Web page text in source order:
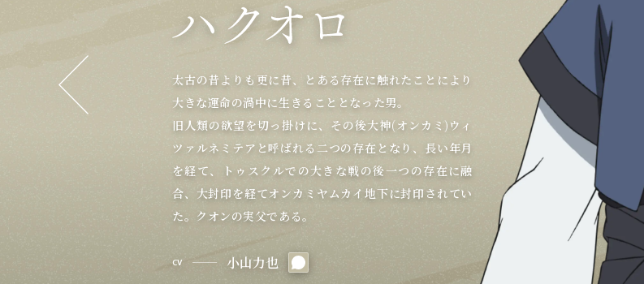
亡き友オシュトルから仮面と共に皇女とネコネの未来を
託され、ヤマト右近衛大将の後を継ぐ。オシュトルとし
ての名声と、ハクとして生きてきた頃の仲間たちと共
に、アンジュの帝位奪還のため活動する。朝廷軍に立ち
向かうため、奔走する。
利根健太朗
艶やかな毛並みの獣のような耳と尻尾を持つ。薬師をし
ており、若いながらその腕は確か。オシュトルに成り代
わったハクからハクの死を知らされ、失意のまま故郷で
あるトゥスクルに帰還する。ハクを失ったショックか
ら、一時的に記憶を失っている。
種田梨沙
大國ヤマトの皇女。帝の崩御後、何者かの陰謀により毒
を盛られ衰弱していたが、オシュトルやネコネの故郷で
あるエンナカムイで療養している。アンジュの名を語る
偽物の皇女の話を聞き、父である帝が残してくれた皇女
の地位を取り戻したいと立ち上がる。
赤﨑千夏
オシュトルの妹。
目の前でオシュトルを失ったこと、そしてハクの人生を
奪ってしまったことの自責の念から、塞ぎ込みがちとな
ってしまう。オシュトルに成り代わったハクを支え、尽
くすことで亡き兄の意志を果たそうとする。
水瀬いのり
辺境の國クジュウリの皇(オゥルォ)である「オーゼン」
の娘。十五人兄姉の末っ子で、姫君らしい穏やかで内気
な少女。憧れていたハクの死や仲間たちとの戦いを経
て、精神的な成長を見せつつある。ホロロン鳥のココポ
を飼っており、戦ではその背に乗って戦う。
加隈亜衣
海洋国シャッホロの皇(オゥルォ)であるソヤンケクルの
愛娘。物怖じしないおっとりとした性格で、独特の雅言
葉を話す。生粋の戦好きでエンナカムイ勢には欠かせな
い存在だが、強敵を欲するあまりの激しい言動も多い。
原 由実
豪快にして裏表が無い気風の少女。弓の名手であると同
時に、かつてはノスリ旅団を名乗る義賊の長であり、そ
の側には常に弟の「オウギ」が控えている。自らの義を
重んじるまま、アンジュに忠義を尽くすため、引き続き
オシュトル(ハク)と行動をともにしている。
山本希望
ノスリの弟で姉の補佐役。まだ若いが切れ者であり、諜
報と腹芸が得意。姉のことをよく慕っており、姉の幸せ
が自身の幸せだと自覚している。アンジュ救出の後、オ
シュトル(ハク)のある命を受けて、キウルと共に帝都に
残った。
櫻井孝宏
ハクが帝から賜った双子。顔は見分けがつかないほどに
そっくりだが、ウルゥルは肌の色が白く、ややぶっきら
ぼうな喋り方をし、サラァナは肌の色が浅い褐色で、や
や丁寧な喋り方をする。主であるオシュトル(ハク)に絶
対の忠誠を誓い、その献身ぶりがいつも周囲を混乱に陥
らせる。(ハク)のある命を受けて、キウルと共に帝都に
残った。
佐倉綾音
エンナカムイの皇子で、小柄で人当たりの良い少年。オ
シュトルとは兄弟の誓いを結んでいる。やや気弱なとこ
ろがあるが、戦いの中で日々成長を遂げている。アンジ
ュ救出の後、オシュトル(ハク)のある命を受けて、オウ
ギと共に帝都に残った。
村瀬 歩
その剛徹な太刀さばきから、『陽炎のヤクトワルト』の
異名を持つ剣豪。養女である「シノノン」を連れてい
る。飄々とした言葉遣いから軽薄に見られがちだが、こ
れと見込んだ相手に対しては儀に篤い好漢。経験に裏打
ちされた剣技と洞察により仲間を大いに助ける。
江口拓也
ヤクトワルトの養女。まだ幼いがいつでも元気で、父と
はまた違った一種独特の話し方をする。ヤクトワルトと
共にオシュトル(ハク)たちと行動する。キウルによく懐
いているが、シノノン本人は子分にしたつもりかもしれ
ない。
久野美咲
ヤマト八柱将の一人。『鎮守のムネチカ』の異名を持
つ。護りの戦いを得意とし、蛮族の襲撃において一國を
守護した女傑にして仮面の者(アクルトゥルカ)。ヤマト
によるトゥスクル侵攻の際、撤退時に自ら殿（しんが
り）を申し出てトゥスクルに残った。
早見沙織
トゥスクル出身の、美しく大らかな性格の女性。クオン
の御側付きであり、良き理解者であると同時に姉のよう
な存在。 魅力的な容姿が元で問題を巻き起こし、それが
クオンの悩みの種になることも多い。
儀武ゆう子
八柱将の一人で、『聖賢のライコウ』の二つ名を持つ。
武力に依るのではなく、ただ知略によりどんな難攻不落
の砦も落とせるとまで言われるヤマト随一の智将。左近
衛大将ミカヅチの兄。
帝が崩御した際、混乱に乗じて自らの計を巡らせはじめ
る。
置鮎龍太郎
ヤマトの左近衛大将で仮面の者(アクルトゥルカ)。
オシュトルと共にヤマトの双璧と呼ばれている。兄は八
柱将であるライコウ。
帝都動乱の際はヴライとオシュトルの決闘に気づき介入
しようとするも、ライコウに止められている。
内田夕夜
八柱将の一人。『影光(えいこう)のウォシス』の二つ名
を持つ。
個性の強い八柱将の面々を柔和な態度で取り纏める。
皇女暗殺の嫌疑により、オシュトルを捕縛する。
その後治安回復を優先し、ヴライの行動を半ば黙認する
姿勢を見せた。
菊池幸利
ヤマトの殿学士。
派手な装束に白塗りの厚化粧をしており、見た目に違わ
ず貧弱で、酒好きだが弱い。
オシュトルとは親しい間柄であり、現在はデコポンポに
采配師として雇用されている。
ライコウの副官。
物腰穏やかだが、ライコウの緻密な指示を的確かつ迅速
にこなす技量を持つ。
三宅麻理恵
アトゥイの父で、八柱将の一人。
ヤマト全領海の統治を任じられており、『溟海のソヤン
ケクル』の異名を持つ。
いかにも海の男という精悍な風貌と言動が暑苦しさを醸
し出しているが、本人はただただ娘を溺愛しており、近
づく蟲は捻りつぶす腹づもりでいる。
最上嗣生
ルルティエの父で、クジュウリの皇(オゥルォ)であり八
柱将の一人。
荒地を開墾し國を広げた功績により『楽土のオーゼン』
と呼ばれる。
ルルティエを含む十五人の子供がおり、人目も憚らず甘
やかしてしまう子煩悩な一面もある。
佐々木義人
八柱将の一人で『調弦のトキフサ』の二つ名を持つ。
他の将に比べ目立った武勲はないが、攻守ともに堅実な
采配で戦線を維持する堅将。
地味な容姿ではあるものの、戦場では、身の丈を越える
十人張りの強弓(ごうきゅう)を自在に操る。
志賀麻登佳
八柱将の一人だが、その身分は世襲によるものであり、
実力を伴ってはいない。
でっぷりと太った小男で、高慢で趣味が悪く、下級貴族
の出身で人望のあるオシュトルを嫌っている。
軍場では采配師の軍略も顧みないほどの猪突猛進であ
り、友軍を危機に晒す愚行に走ることも多い。
大川 透
デコポンポの重臣。デコポンポとは対照的な痩身で、髭
を蓄えた陰険な顔つきをしている。
デコポンポの悪事を裏で支えている。
戦にあってはデコポンポの参謀として軍略を担当する
が、いかなる局面でもただデコポンポに迎合するのみで
あり、采配師として同道していたマロロを辟易とさせて
いる。
中西としはる
エンナカムイの皇(オゥルォ)で、キウルの祖父にあた
る。
武芸者ではなく、歌や芸術、文学に精通する文化人であ
る。
アンジュを連れ、帝都から逃げ延びたオシュトル(ハク)
達を快く受け入れ、これから起こる戦乱を予見し、エン
ナカムイの全権をオシュトルへと譲った。
白熊寛嗣
オシュトルとネコネの母。
エンナカムイの町外れに一人で暮らし、夫亡き後は女手
一つでオシュトルとネコネを育ててきた。
優しく穏やかで、慈しみに溢れた良き母であるが、躰が
弱く、現在は目を患い、慎ましやかな生活を送ってい
る。
藤田昌代
オーゼンの初子であり、ルルティエの姉。
気が強く、政略結婚のために國を出たが、相手が軟弱な
男だったために反故にして自ら出戻るという大胆な行動
にでる。
山村 響
オーゼンの長男であり、ルルティエの兄、シスの弟。
礼儀正しく、侠気にもあふれる快男児であるが、姉のシ
スには頭が上がらない。
田丸篤志
ノスリとオウギの実父であり、元ヤマト八柱将。
ノスリが強く憧れるほどに、義を重んじ武功も高い英傑
であったが、普段は飄々とした性格をしており、酒や釣
り、絵画など多数の趣味に興じている。
大川 透
シャッホロの隣国、ナコクの皇子。
母はソヤンケクルの妹で、ソヤンケクルは伯父、その娘
のアトゥイは従姉妹にあたる。
小林裕介
トゥスクル建国に関わった人物の一人。
カミュと共にトゥスクル使節団としてヤマトへ来訪した
際にクオンに再会し、ハクとクオンの行く末を期待しつ
つ故國に帰還した。
クオンにとっては、姉のような存在である。
沢城みゆき
トゥスクルの巫(カムナギ)。
気品ある美女で、背中に大きな黒い翼を持つ。アルルゥ
と共にトゥスクル使節団としてヤマトに来訪した。
クオンにとっては、姉のような存在である。
釘宮理恵
民からの信頼は篤く、術者としての能力もオンカミヤム
カイにおいて最高位である。
クオンの母親役の一人で、奔放な他の母親達に代わり、
学問や作法の教育役を担っていたため、クオンは彼女に
頭が上がらない。
フミルィルとは赤ん坊の頃に出会い、現在も第二の母親
として甘えられるような関係にある。
大原さやか
白楼閣の主として帝都で生活していた妖艶な魅力のある
女性。
クオンの母親役のうちの一人で、その気品ある優雅な立
ち居振る舞いはクオンの憧れとなっている。
一見落ち着いた美人であるが、大酒飲みで怪力を持つと
いう一面もある。首にかかった特徴的な鎖はある人物と
の思い出の品で、自らは絶対に外さない。
田中敦子
凛とした物腰の女性。
クオンの母親役のうちの一人で、武術や道徳の指南役も
務めていた。
義はエヴェンクルガにあり、とうたわれる一族の出自で
あり、その名に恥じない志と確かな剣術の腕をもつ清廉
な女性だが、どこか「うっかり」で可愛げのある面もあ
る。
三宅華也
トゥスクルの戦士。ベナウィの腹心の部下でクオンとは
知己の様子。
屈強な肉体を誇る歴戦の勇士で、荒々しくも剛胆な性
格。
他のトゥスクルの男衆と同じく、クオンの父親役の一人
ではあるが、クオンにとっては年の離れたいじわるな兄
のような存在として恐れられている。
小山剛志
トゥスクルの侍大将。冷静沈着な優将で、クロウを直属
の部下に持つ。
知略に優れると同時に、自身も槍の達人でもある。
クオンの教育係で、一人旅の際も宿題を課す等、子煩悩
なオボロに代わって厳しく接してはいるが、忠誠心と共
に家族としての愛情ももっている。
浪川大輔
トゥスクル建国に関わった人物の一人、トゥスクルの皇
(オゥルォ)であり、クオンの父親。
娘のクオンを溺愛しており、かつてお忍びでヤマトへ訪
れていた際には、酔った勢いもあり、子煩悩な様を居合
わせたハクへ露呈した。
桐井大介
常に二人一組で行動する双子の兄弟。トゥスクルの皇(オ
ゥルォ)であるオボロの御側付きをしている。
隠密行動を得意としており、ドリィは弓兵衆(ペリエラ
イ)蒼組隊長、グラァは弓兵衆(ペリエライ)朱組隊長をつ
とめる。
渡辺明乃
オンカミヤムカイの僧正。本来、とうにお役御免となっ
ているはずのカミュのお目付け役を今でも現役で続けて
おり、年齢と立場を顧みないカミュの自由な行動に頭を
悩まされ続けている。
苦労人として東奔西走する場面が多く目撃されている
が、その実力は確かである。
白熊寛嗣
クオンの母親役の一人・薬師としての指南役であり、ク
オンにとって特に思い入れのある存在。
かつてトゥスクルではその名を知らぬものが居ないほど
有数の薬師であったが、ある時を境に忽然と世俗から姿
を消していた。
柚木涼香
太古の昔よりも更に昔、とある存在に触れたことにより
大きな運命の渦中に生きることとなった男。
旧人類の欲望を切っ掛けに、その後大神(オンカミ)ウィ
ツァルネミテアと呼ばれる二つの存在となり、長い年月
を経て、トゥスクルでの大きな戦の後一つの存在に融
合、大封印を経てオンカミヤムカイ地下に封印されてい
た。クオンの実父である。
小山力也
ミカヅチの側付の小姓。優しい顔立ちの少年で、庶務を
そつなくこなす。
高森奈津美
ウォシスが常に傍に置いている三人の冠童(ヤタナワラ
ベ)の一人。
る。
ウォシスが常に傍に置いている三人の冠童(ヤタナワラ
ベ)の一人。
他の二人に比べ理知的であり、状況分析に長ける。
梅田修一朗
ウォシスが常に傍に置いている三人の冠童(ヤタナワラ
ベ)の一人。
他の二人に比べやや消極的な性格をしている。
田丸篤志
ヤマトの君主にして絶対的な統治者。帝都を一人で拓
き、戦では超常の力をもって戦った全知全能の存在であ
り、ヤマト樹立以来数百年の間生き続けていると言われ
る。
その正体は、遥か昔に滅びたと言われている旧人類、大
いなる父(オンヴィタイカヤン)の生き残りであり、ハク
の実兄にあたる人物。
木村雅史
ヤマトの帝崩御の混乱の際、行方不明になっていたが、
アンジュが帝の座を取り戻し混乱が収まった際にオシュ
トル(ハク)の目の前に姿を現した。
矢作紗友里